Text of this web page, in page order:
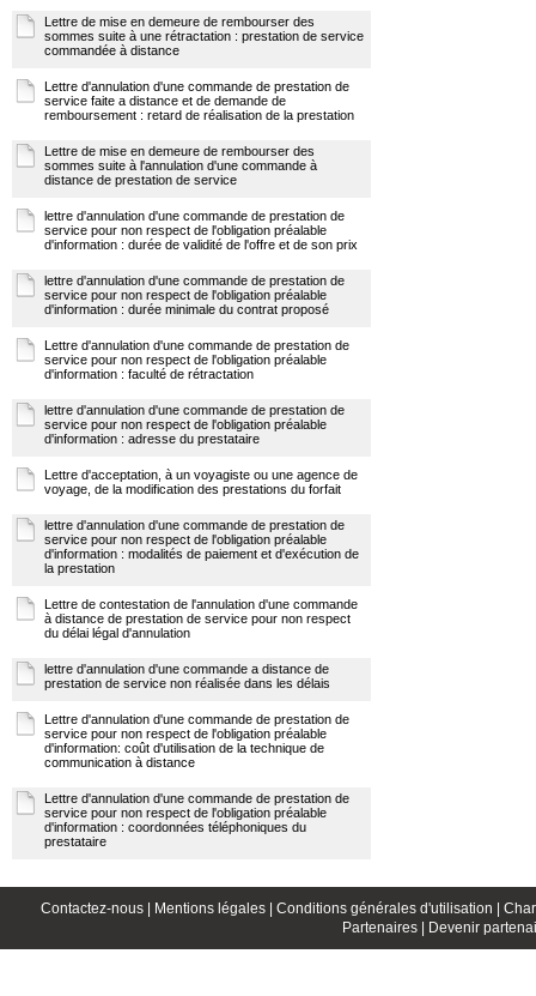
Lettre de mise en demeure de rembourser des
sommes suite à une rétractation : prestation de service
commandée à distance
Lettre d'annulation d'une commande de prestation de
service faite a distance et de demande de
remboursement : retard de réalisation de la prestation
Lettre de mise en demeure de rembourser des
sommes suite à l'annulation d'une commande à
distance de prestation de service
lettre d'annulation d'une commande de prestation de
service pour non respect de l'obligation préalable
d'information : durée de validité de l'offre et de son prix
lettre d'annulation d'une commande de prestation de
service pour non respect de l'obligation préalable
d'information : durée minimale du contrat proposé
Lettre d'annulation d'une commande de prestation de
service pour non respect de l'obligation préalable
d'information : faculté de rétractation
lettre d'annulation d'une commande de prestation de
service pour non respect de l'obligation préalable
d'information : adresse du prestataire
Lettre d'acceptation, à un voyagiste ou une agence de
voyage, de la modification des prestations du forfait
lettre d'annulation d'une commande de prestation de
service pour non respect de l'obligation préalable
d'information : modalités de paiement et d'exécution de
la prestation
Lettre de contestation de l'annulation d'une commande
à distance de prestation de service pour non respect
du délai légal d'annulation
lettre d'annulation d'une commande a distance de
prestation de service non réalisée dans les délais
Lettre d'annulation d'une commande de prestation de
service pour non respect de l'obligation préalable
d'information: coût d'utilisation de la technique de
communication à distance
Lettre d'annulation d'une commande de prestation de
service pour non respect de l'obligation préalable
d'information : coordonnées téléphoniques du
prestataire
Contactez-nous | Mentions légales | Conditions générales d'utilisation |
Partenaires | Devenir